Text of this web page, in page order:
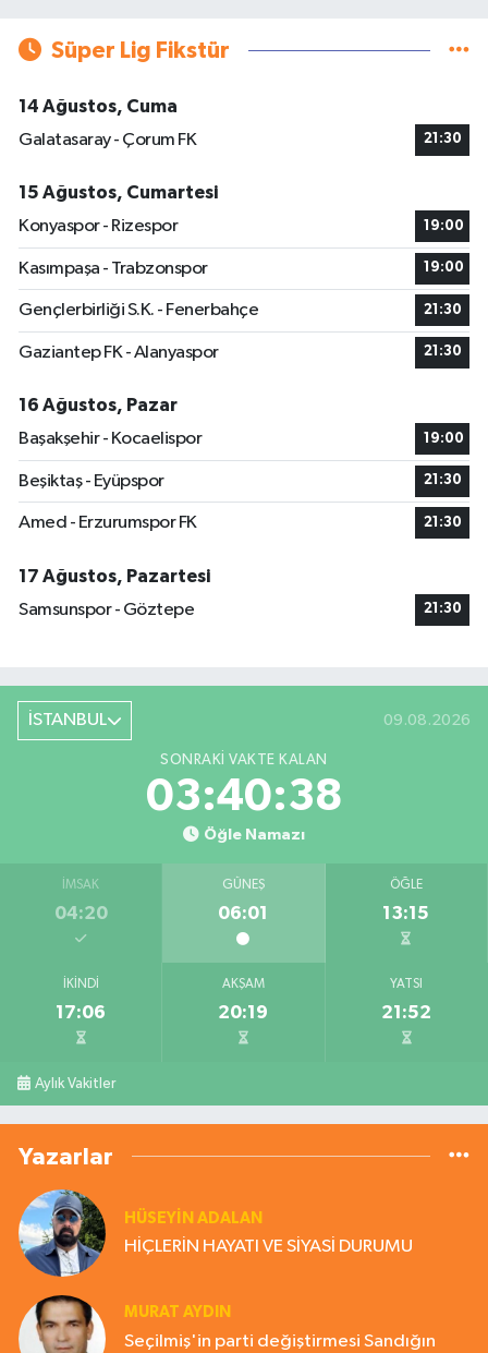
Süper Lig Fikstür
14 Ağustos, Cuma
Galatasaray - Çorum FK
21:30
15 Ağustos, Cumartesi
Konyaspor - Rizespor
19:00
Kasımpaşa - Trabzonspor 19:00
Gençlerbirliği S.K. - Fenerbahçe 21:30
Gaziantep FK - Alanyaspor 21:30
16 Ağustos, Pazar
Başakşehir - Kocaelispor
19:00
Beşiktaş - Eyüpspor 21:30
Amed - Erzurumspor FK 21:30
17 Ağustos, Pazartesi
Samsunspor - Göztepe
21:30
İSTANBUL 09.08.2026
SONRAKI VAKTE KALAN
03:40:37
Öğle Namazı
İMSAK
04:20
GÜNEŞ
06:01
ÖĞLE
13:15
İKINDI
17:06
AKŞAM
20:19
YATSI
21:52
Aylık Vakitler
Yazarlar
HÜSEYIN ADALAN
HİÇLERİN HAYATI VE SİYASİ DURUMU
MURAT AYDIN
Seçilmiş'in parti değiştirmesi Sandığın